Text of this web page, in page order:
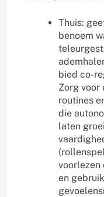
Thuis:
benoem
bied co-
Zorg voor
routines
die
laten
voorlezen
en